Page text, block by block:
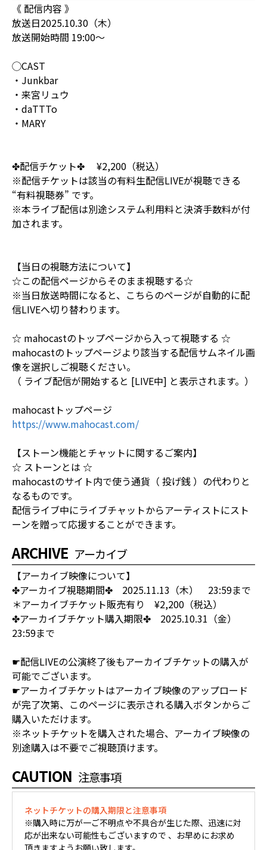
《 配信内容 》
放送日2025.10.30（木）
放送開始時間 19:00〜
◯CAST
・Junkbar
・来宮リュウ
・daTTTo
・MARY
✤配信チケット✤ ¥2,200（税込）
※配信チケットは該当の有料生配信LIVEが視聴できる
“有料視聴券” です。
※本ライブ配信は別途システム利用料と決済手数料が付
加されます。
【当日の視聴方法について】
☆この配信ページからそのまま視聴する☆
※当日放送時間になると、こちらのページが自動的に配
信LIVEへ切り替わります。
☆ mahocastのトップページから入って視聴する ☆
mahocastのトップページより該当する配信サムネイル画
像を選択しご視聴ください。
（ ライブ配信が開始すると [LIVE中] と表示されます。）
mahocastトップページ
https://www.mahocast.com/
【ストーン機能とチャットに関するご案内】
☆ ストーンとは ☆
mahocastのサイト内で使う通貨（ 投げ銭 ）の代わりと
なるものです。
配信ライブ中にライブチャットからアーティストにスト
ーンを贈って応援することができます。
ARCHIVE アーカイブ
【アーカイブ映像について】
✤アーカイブ視聴期間✤ 2025.11.13（木） 23:59まで
＊アーカイブチケット販売有り ¥2,200（税込）
✤アーカイブチケット購入期限✤ 2025.10.31（金）
23:59まで
☛配信LIVEの公演終了後もアーカイブチケットの購入が
可能でございます。
☛アーカイブチケットはアーカイブ映像のアップロード
が完了次第、このページに表示される購入ボタンからご
購入いただけます。
※ネットチケットを購入された場合、アーカイブ映像の
別途購入は不要でご視聴頂けます。
CAUTION 注意事項
ネットチケットの購入期限と注意事項
※購入時に万が一ご不明点や不具合が生じた際、迅速に対
応が出来ない可能性もございますので 、お早めにお求め
頂きますようお願い致します。